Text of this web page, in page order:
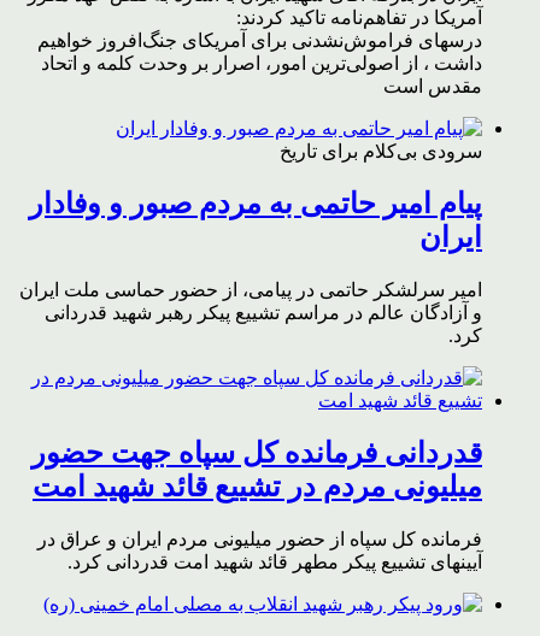
آمریکا در تفاهم‌نامه تاکید کردند:
درسهای فراموش‌نشدنی برای آمریکای جنگ‌افروز خواهیم
داشت ، از اصولی‌ترین امور، اصرار بر وحدت کلمه و اتحاد
مقدس است
سرودی بی‌کلام برای تاریخ
پیام امیر حاتمی به مردم صبور و وفادار
ایران
امیر سرلشکر حاتمی در پیامی، از حضور حماسی ملت ایران
و آزادگان عالم در مراسم تشییع پیکر رهبر شهید قدردانی
کرد.
قدردانی فرمانده کل سپاه جهت حضور
میلیونی مردم در تشییع قائد شهید امت
فرمانده کل سپاه از حضور میلیونی مردم ایران و عراق در
آیینهای تشییع پیکر مطهر قائد شهید امت قدردانی کرد.